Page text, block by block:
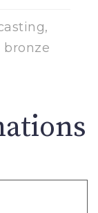
bronze